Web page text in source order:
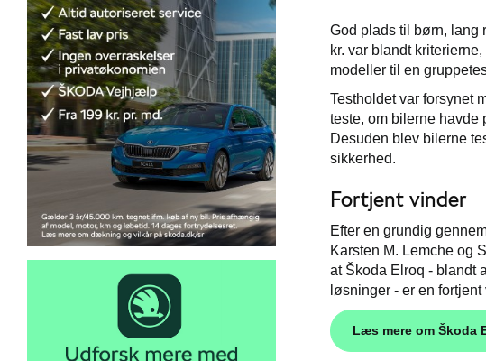
God plads til børn, lang
kr. var blandt
modeller til en
Testholdet var forsynet
teste, om bilerne havde
Desuden blev bilerne
sikkerhed.
Fortjent vinder
Efter en grundig
Karsten M. Lemche og
at Škoda Elroq - blandt
løsninger - er en
Læs mere om Škoda